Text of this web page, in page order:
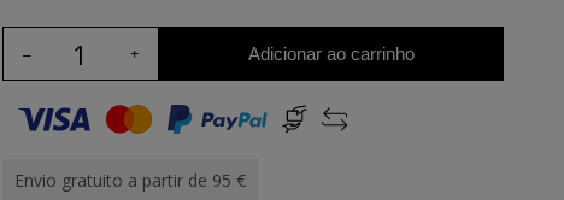
Adicionar ao carrinho
Envio gratuito a partir de 95 €